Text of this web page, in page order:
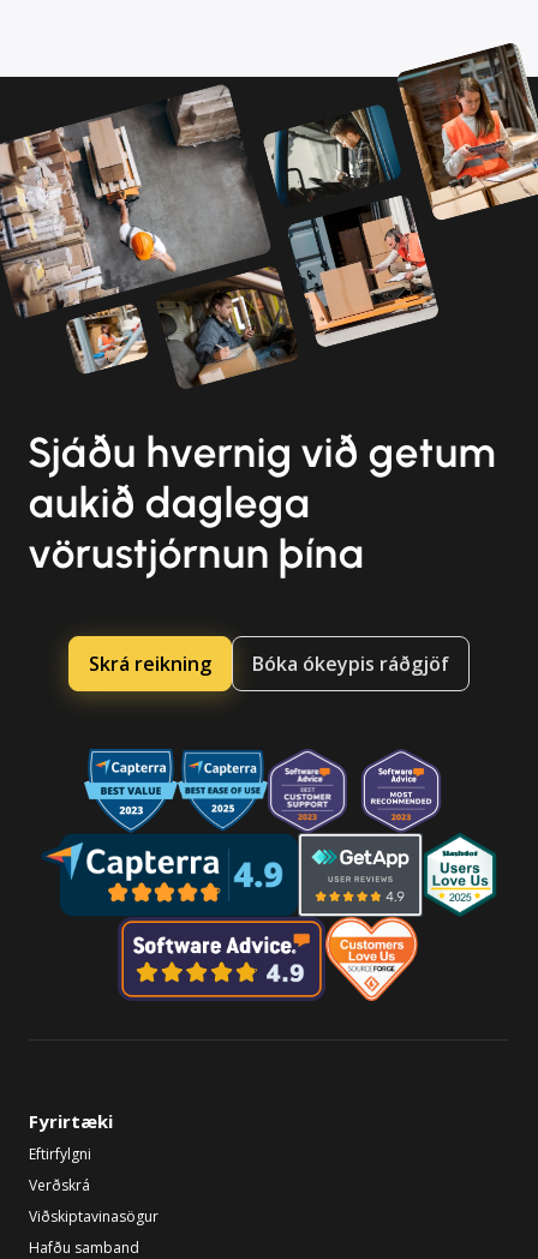
Sjáðu hvernig við getum
aukið daglega
vörustjórnun þína
Skrá reikning Bóka ókeypis ráðgjöf
Fyrirtæki
Eftirfylgni
Verðskrá
Viðskiptavinasögur
Hafðu samband